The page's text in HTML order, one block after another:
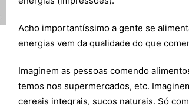
Acho importantíssimo a gente se
energias vem da qualidade do que
Imaginem as pessoas comendo
temos nos supermercados, etc.
cereais integrais, sucos naturais. Só